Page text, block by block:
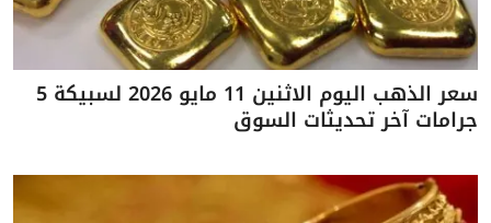
سعر الذهب اليوم الاثنين 11 مايو 2026 لسبيكة 5
جرامات آخر تحديثات السوق